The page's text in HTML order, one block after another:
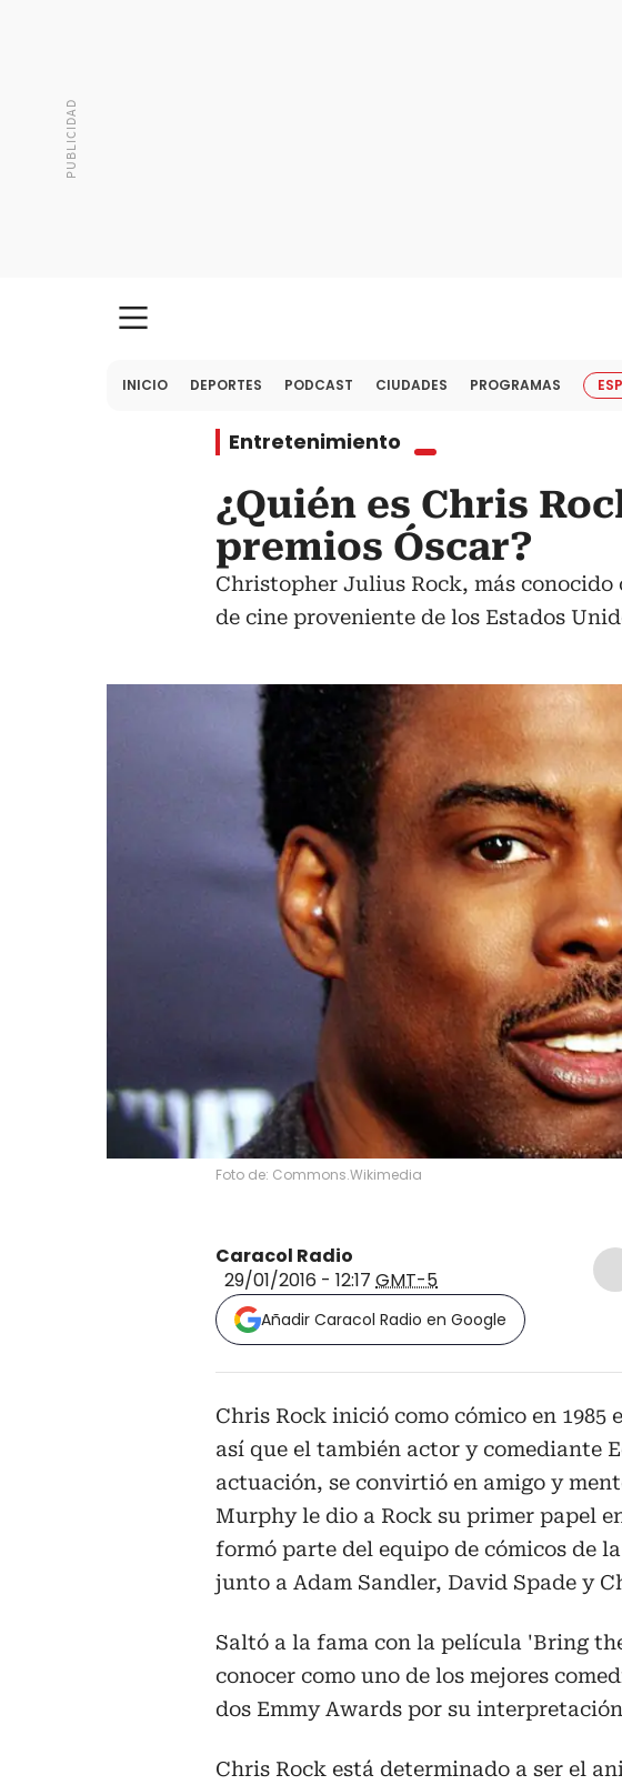
INICIO DEPORTES PODCAST CIUDADES PROGRAMAS
Entretenimiento
¿Quién es Chris
premios Óscar?
Christopher Julius Rock, más
de cine proveniente de los Estados
Foto de: Commons.Wikimedia
Caracol Radio
29/01/2016 - 12:17 GMT-5
Añadir Caracol Radio en Google
Chris Rock inició como cómico en 1985
así que el también actor y comediante
actuación, se convirtió en amigo y
Murphy le dio a Rock su primer papel
formó parte del equipo de cómicos de
junto a Adam Sandler, David Spade y
Saltó a la fama con la película 'Bring
conocer como uno de los mejores
dos Emmy Awards por su
Chris Rock está determinado a ser el